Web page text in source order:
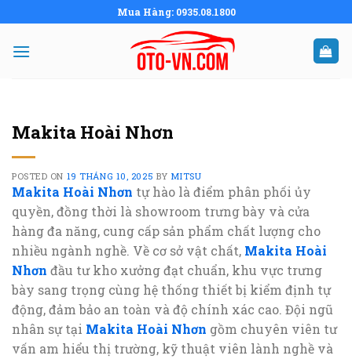
to
content
Mua Hàng: 0935.08.1800
Makita Hoài Nhơn
POSTED ON 19 THÁNG 10, 2025 BY MITSU
Makita Hoài Nhơn tự hào là điểm phân phối ủy
quyền, đồng thời là showroom trưng bày và cửa
hàng đa năng, cung cấp sản phẩm chất lượng cho
nhiều ngành nghề. Về cơ sở vật chất, Makita Hoài
Nhơn đầu tư kho xưởng đạt chuẩn, khu vực trưng
bày sang trọng cùng hệ thống thiết bị kiểm định tự
động, đảm bảo an toàn và độ chính xác cao. Đội ngũ
nhân sự tại Makita Hoài Nhơn gồm chuyên viên tư
vấn am hiểu thị trường, kỹ thuật viên lành nghề và